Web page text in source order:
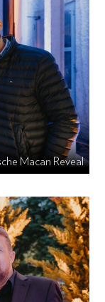
Macan Reveal